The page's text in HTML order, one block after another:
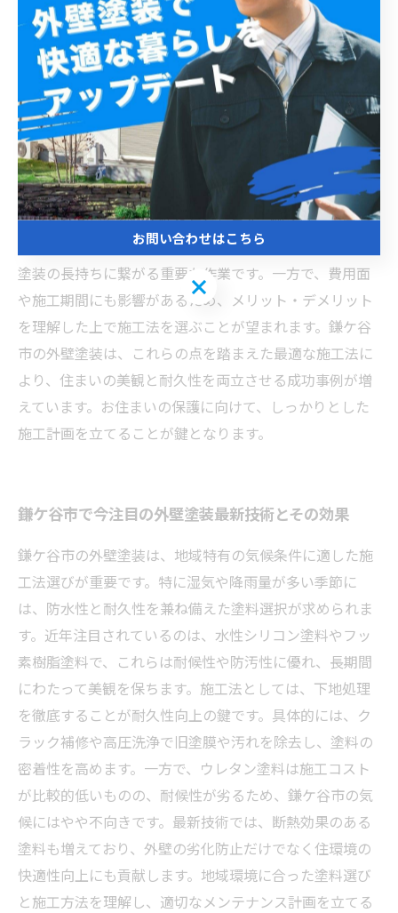
ストーリー
鎌ケ谷市の外壁塗装は、地域の気候特性に適した施工法
の選択が重要です。湿気や季節ごとの気温変動を考慮
し、耐久性に優れた塗料の使用が推奨されています。具
体的には、シリコン系やフッ素系塗料が多く採用されて
おり、それぞれ耐候性と耐汚染性に優れている点が特徴
です。施工法では、下地処理から塗装までの工程が丁寧
に行われることが耐久性を左右します。例えば、高圧洗
浄による汚れ落としや、補修箇所の適切なパテ処理は、
塗装の長持ちに繋がる重要な作業です。一方で、費用面
や施工期間にも影響があるため、メリット・デメリット
を理解した上で施工法を選ぶことが望まれます。鎌ケ谷
市の外壁塗装は、これらの点を踏まえた最適な施工法に
より、住まいの美観と耐久性を両立させる成功事例が増
えています。お住まいの保護に向けて、しっかりとした
施工計画を立てることが鍵となります。
鎌ケ谷市で今注目の外壁塗装最新技術とその効果
鎌ケ谷市の外壁塗装は、地域特有の気候条件に適した施
工法選びが重要です。特に湿気や降雨量が多い季節に
は、防水性と耐久性を兼ね備えた塗料選択が求められま
す。近年注目されているのは、水性シリコン塗料やフッ
素樹脂塗料で、これらは耐候性や防汚性に優れ、長期間
にわたって美観を保ちます。施工法としては、下地処理
を徹底することが耐久性向上の鍵です。具体的には、ク
ラック補修や高圧洗浄で旧塗膜や汚れを除去し、塗料の
密着性を高めます。一方で、ウレタン塗料は施工コスト
が比較的低いものの、耐候性が劣るため、鎌ケ谷市の気
候にはやや不向きです。最新技術では、断熱効果のある
塗料も増えており、外壁の劣化防止だけでなく住環境の
快適性向上にも貢献します。地域環境に合った塗料選び
と施工方法を理解し、適切なメンテナンス計画を立てる
お問い合わせはこちら
お問い合わせはこちら